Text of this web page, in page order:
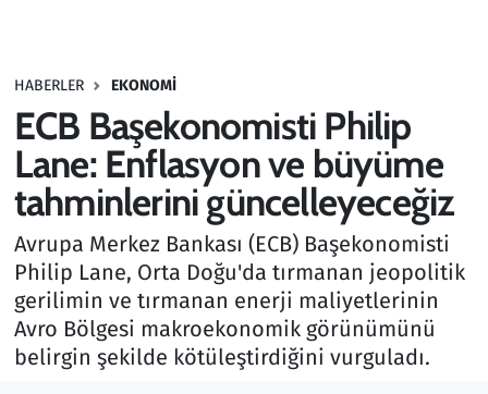
HABERLER EKONOMI
ECB Başekonomisti Philip
Lane: Enflasyon ve büyüme
tahminlerini güncelleyeceğiz
Avrupa Merkez Bankası (ECB) Başekonomisti
Philip Lane, Orta Doğu'da tırmanan jeopolitik
gerilimin ve tırmanan enerji maliyetlerinin
Avro Bölgesi makroekonomik görünümünü
belirgin şekilde kötüleştirdiğini vurguladı.
Haber
Kültür Sanat
Kurumsal Haberler
Lezzet Durağı
Memur ve Kamu
Otomobil